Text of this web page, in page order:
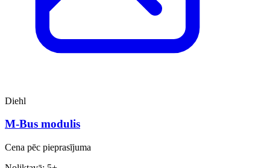
Diehl
M-Bus modulis
Cena pēc pieprasījuma